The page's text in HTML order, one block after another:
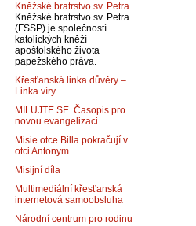
Kněžské bratrstvo sv. Petra
Kněžské bratrstvo sv. Petra
(FSSP) je společností
katolických kněží
apoštolského života
papežského práva.
Křesťanská linka důvěry –
Linka víry
MILUJTE SE. Časopis pro
novou evangelizaci
Misie otce Billa pokračují v
otci Antonym
Misijní díla
Multimediální křesťanská
internetová samoobsluha
Národní centrum pro rodinu